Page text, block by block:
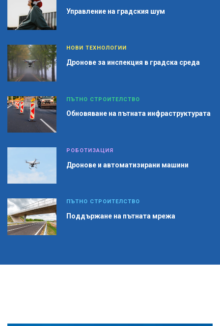
Управление на градския шум
НОВИ ТЕХНОЛОГИИ
Дронове за инспекция в градска среда
ПЪТНО СТРОИТЕЛСТВО
Обновяване на пътната инфраструктурата
РОБОТИЗАЦИЯ
Дронове и автоматизирани машини
ПЪТНО СТРОИТЕЛСТВО
Поддържане на пътната мрежа